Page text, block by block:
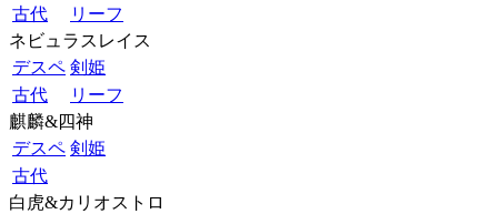
古代
リーフ
ネビュラスレイス
デスペ 剣姫
古代
リーフ
麒麟&四神
デスペ 剣姫
古代
白虎&カリオストロ